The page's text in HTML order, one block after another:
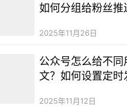
如何分组给粉丝推
2025年11月26日
公众号怎么给不同
文？如何设置定时
2025年11月12日